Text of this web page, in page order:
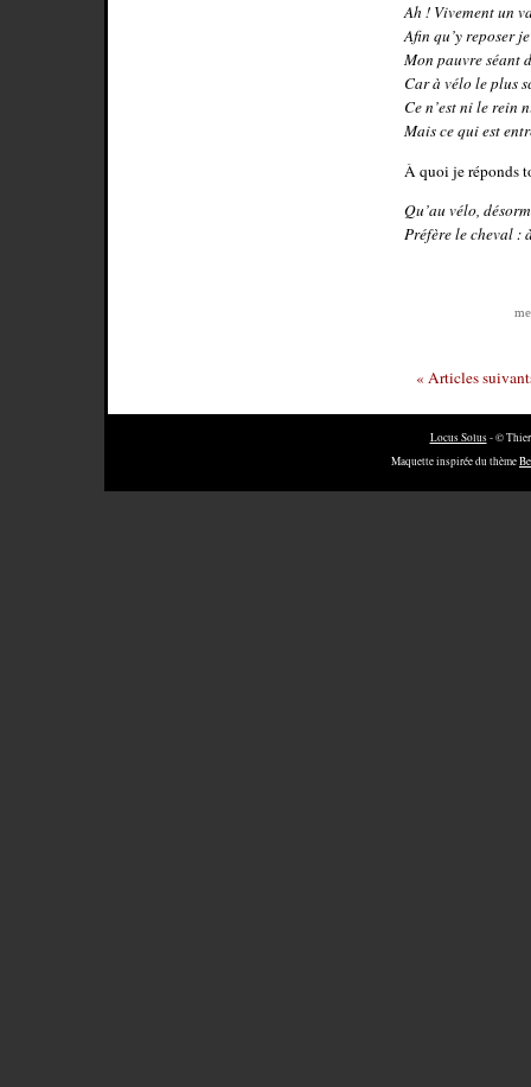
Ah ! Vivement un
Afin qu’y reposer
Mon pauvre séant
Car à vélo le plus
Ce n’est ni le rein
Mais ce qui est
À quoi je réponds
Qu’au vélo,
Préfère le cheval :
« Articles
Locus Solus- ©
Maquette inspirée du thème